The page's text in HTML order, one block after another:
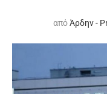
απόΆρδην -